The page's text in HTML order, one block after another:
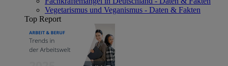
Vegetarismus und Veganismus - Daten & Fakten
Top Report